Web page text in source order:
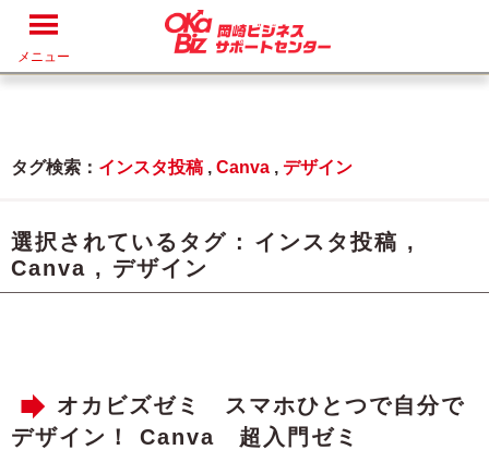
メニュー
タグ検索： インスタ投稿 , Canva , デザイン
選択されているタグ : インスタ投稿 ,
Canva , デザイン
オカビズゼミ スマホひとつで自分で
デザイン！ Canva 超入門ゼミ